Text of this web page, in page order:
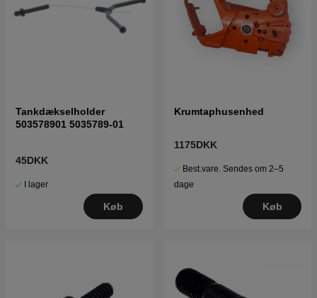
Tankdækselholder
503578901 5035789-01
45DKK
I lager
Køb
Krumtaphusenhed
1175DKK
Best.vare. Sendes om 2–5
dage
Køb